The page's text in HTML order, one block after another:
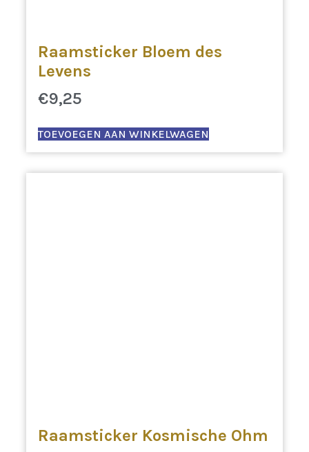
Raamsticker Bloem des
Levens
€9,25
TOEVOEGEN AAN WINKELWAGEN
Raamsticker Kosmische Ohm